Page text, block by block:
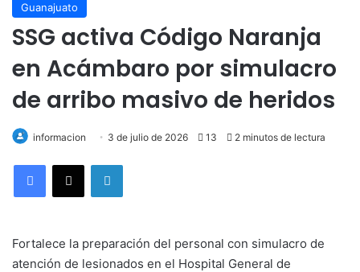
Guanajuato
SSG activa Código Naranja
en Acámbaro por simulacro
de arribo masivo de heridos
informacion 3 de julio de 2026 13 2 minutos de lectura
LinkedIn
Fortalece la preparación del personal con simulacro de
atención de lesionados en el Hospital General de